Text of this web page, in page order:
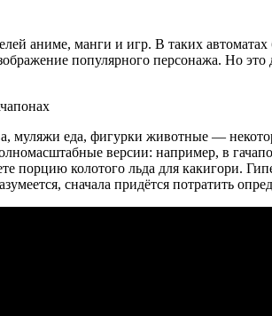
аниме, манги и игр. В таких
популярного персонажа. Но это
муляжи еда, фигурки животные —
версии: например, в
порцию колотого льда для какигори.
сначала придётся потратить